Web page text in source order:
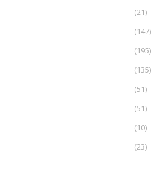
(21)
(147)
(195)
(135)
(51)
(51)
(10)
(23)